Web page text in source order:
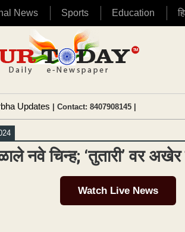
News Sports Education
Updates | Contact: 8407908145 |
नवे चिन्ह; ‘तुतारी’ वर अखेर
Watch Live News